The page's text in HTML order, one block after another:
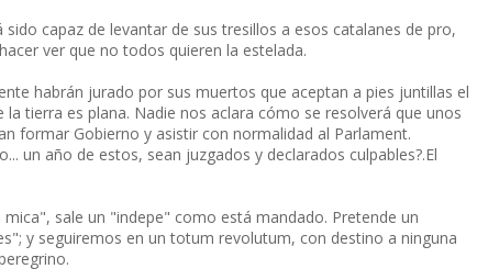
capaz de levantar de sus tresillos a esos catalanes de pro,
ver que no todos quieren la estelada.
habrán jurado por sus muertos que aceptan a pies juntillas el
tierra es plana. Nadie nos aclara cómo se resolverá que unos
formar Gobierno y asistir con normalidad al Parlament.
un año de estos, sean juzgados y declarados culpables?.El
sale un "indepe" como está mandado. Pretende un
y seguiremos en un totum revolutum, con destino a ninguna